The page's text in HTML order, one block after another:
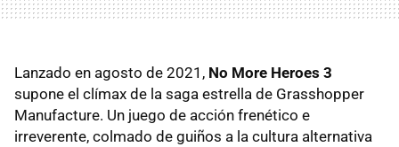
Lanzado en agosto de 2021, No More Heroes 3
supone el clímax de la saga estrella de Grasshopper
Manufacture. Un juego de acción frenético e
irreverente, colmado de guiños a la cultura alternativa